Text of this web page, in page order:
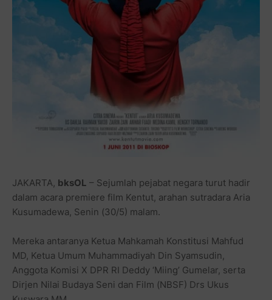
JAKARTA, bksOL – Sejumlah pejabat negara turut hadir
dalam acara premiere film Kentut, arahan sutradara Aria
Kusumadewa, Senin (30/5) malam.
Mereka antaranya Ketua Mahkamah Konstitusi Mahfud
MD, Ketua Umum Muhammadiyah Din Syamsudin,
Anggota Komisi X DPR RI Deddy ‘Miing’ Gumelar, serta
Dirjen Nilai Budaya Seni dan Film (NBSF) Drs Ukus